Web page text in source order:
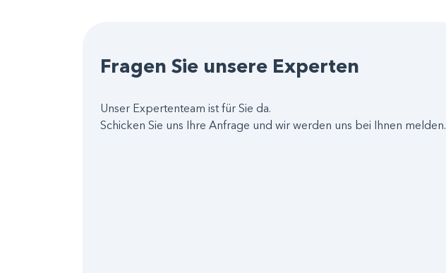
Fragen Sie unsere Experten
Unser Expertenteam ist für Sie da.
Schicken Sie uns Ihre Anfrage und wir werden uns bei Ihnen melden.